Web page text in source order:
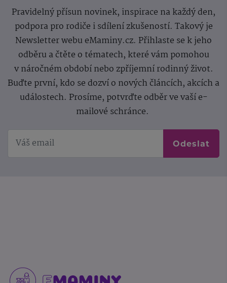
Pravidelný přísun novinek, inspirace na každý den,
podpora pro rodiče i sdílení zkušeností. Takový je
Newsletter webu eMaminy.cz. Přihlaste se k jeho
odběru a čtěte o tématech, které vám pomohou
v náročném období nebo zpříjemní rodinný život.
Buďte první, kdo se dozví o nových článcích, akcích a
událostech. Prosíme, potvrďte odběr ve vaší e-
mailové schránce.
Odeslat